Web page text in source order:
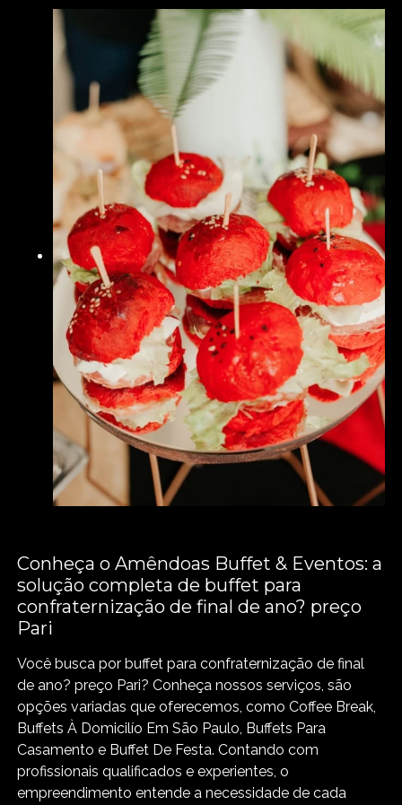
Conheça o Amêndoas Buffet & Eventos: a
solução completa de buffet para
confraternização de final de ano? preço
Pari
Você busca por buffet para confraternização de final
de ano? preço Pari? Conheça nossos serviços, são
opções variadas que oferecemos, como Coffee Break,
Buffets À Domicilío Em São Paulo, Buffets Para
Casamento e Buffet De Festa. Contando com
profissionais qualificados e experientes, o
empreendimento entende a necessidade de cada